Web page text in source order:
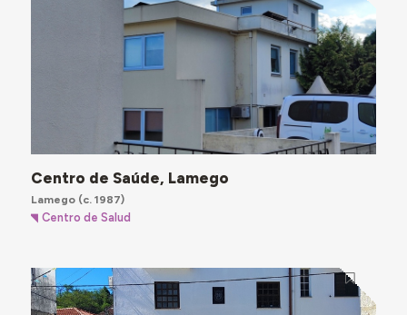
Centro de Saúde, Lamego
Lamego(c. 1987)
Centro de Salud